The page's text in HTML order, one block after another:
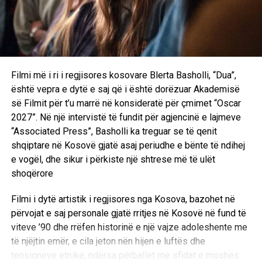
Filmi më i ri i regjisores kosovare Blerta Basholli, “Dua”,
është vepra e dytë e saj që i është dorëzuar Akademisë
së Filmit për t’u marrë në konsideratë për çmimet “Oscar
2027”. Në një intervistë të fundit për agjencinë e lajmeve
“Associated Press”, Basholli ka treguar se të qenit
shqiptare në Kosovë gjatë asaj periudhe e bënte të ndihej
e vogël, dhe sikur i përkiste një shtrese më të ulët
shoqërore
Filmi i dytë artistik i regjisores nga Kosova, bazohet në
përvojat e saj personale gjatë rritjes në Kosovë në fund të
viteve ’90 dhe rrëfen historinë e një vajze adoleshente me
të njëjtin emër, e cila jeton nën hijen e luftës dhe
tensioneve etnike, ndërsa përballet me sfidat e moshës